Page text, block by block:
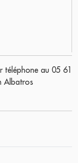
téléphone au 05 61
Albatros